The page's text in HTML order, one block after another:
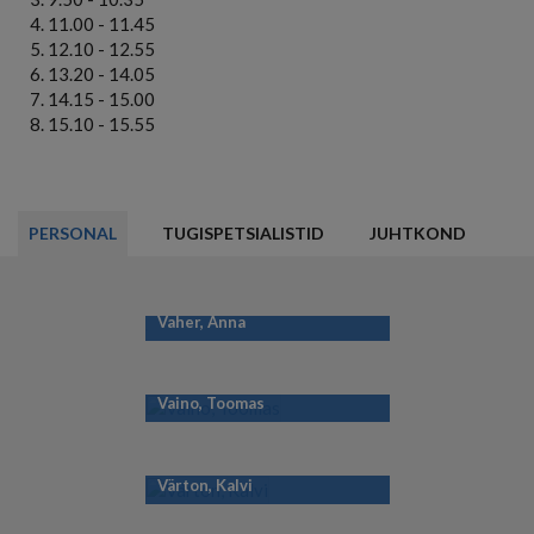
11.00 - 11.45
12.10 - 12.55
13.20 - 14.05
14.15 - 15.00
15.10 - 15.55
PERSONAL TUGISPETSIALISTID JUHTKOND
Vaher, Anna
Vaino, Toomas
Värton, Kalvi